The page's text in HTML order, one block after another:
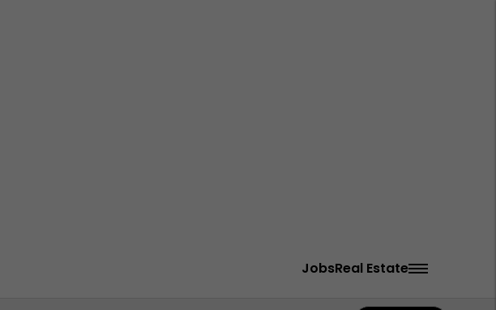
JobsReal Estate